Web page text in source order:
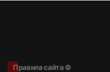
Правила сайта ©